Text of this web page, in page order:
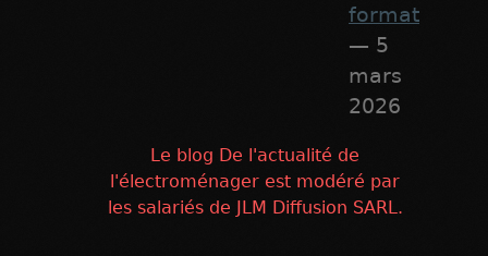
format
— 5
mars
2026
Le blog De l'actualité de
l'électroménager est modéré par
les salariés de JLM Diffusion SARL.